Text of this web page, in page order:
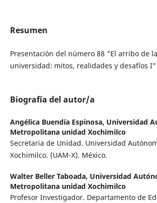
Resumen
Presentación del número 88 "El arribo de
universidad: mitos, realidades y desafíos I"
Biografía del autor/a
Angélica Buendía Espinosa, Universidad
Metropolitana unidad Xochimilco
Secretaria de Unidad. Universidad
Xochimilco. (UAM-X). México.
Walter Beller Taboada, Universidad
Metropolitana unidad Xochimilco
Profesor Investigador. Departamento de